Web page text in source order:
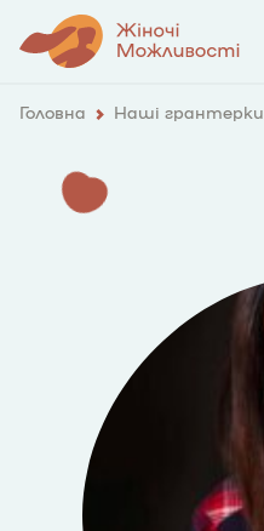
Головна Наші грантерки
3398